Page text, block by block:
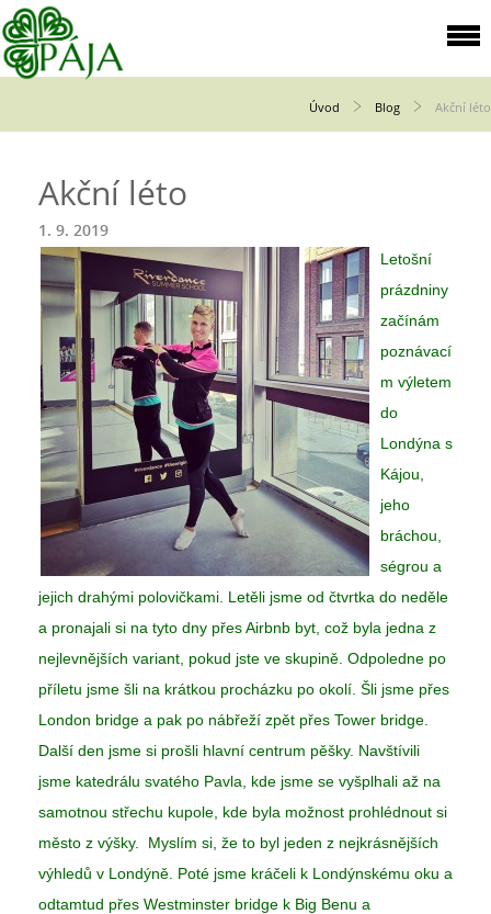
Úvod Blog Akční léto
Akční léto
1. 9. 2019
Letošní
prázdniny
začínám
poznávací
m výletem
do
Londýna s
Kájou,
jeho
bráchou,
ségrou a
jejich drahými polovičkami. Letěli jsme od čtvrtka do neděle
a pronajali si na tyto dny přes Airbnb byt, což byla jedna z
nejlevnějších variant, pokud jste ve skupině. Odpoledne po
příletu jsme šli na krátkou procházku po okolí. Šli jsme přes
London bridge a pak po nábřeží zpět přes Tower bridge.
Další den jsme si prošli hlavní centrum pěšky. Navštívili
jsme katedrálu svatého Pavla, kde jsme se vyšplhali až na
samotnou střechu kupole, kde byla možnost prohlédnout si
město z výšky. Myslím si, že to byl jeden z nejkrásnějších
výhledů v Londýně. Poté jsme kráčeli k Londýnskému oku a
odtamtud přes Westminster bridge k Big Benu a